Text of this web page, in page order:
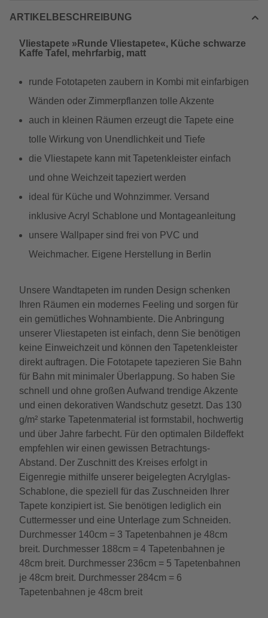
ARTIKELBESCHREIBUNG
Vliestapete »Runde Vliestapete«, Küche schwarze
Kaffe Tafel, mehrfarbig, matt
runde Fototapeten zaubern in Kombi mit einfarbigen
Wänden oder Zimmerpflanzen tolle Akzente
auch in kleinen Räumen erzeugt die Tapete eine
tolle Wirkung von Unendlichkeit und Tiefe
die Vliestapete kann mit Tapetenkleister einfach
und ohne Weichzeit tapeziert werden
ideal für Küche und Wohnzimmer. Versand
inklusive Acryl Schablone und Montageanleitung
unsere Wallpaper sind frei von PVC und
Weichmacher. Eigene Herstellung in Berlin
Unsere Wandtapeten im runden Design schenken
Ihren Räumen ein modernes Feeling und sorgen für
ein gemütliches Wohnambiente. Die Anbringung
unserer Vliestapeten ist einfach, denn Sie benötigen
keine Einweichzeit und können den Tapetenkleister
direkt auftragen. Die Fototapete tapezieren Sie Bahn
für Bahn mit minimaler Überlappung. So haben Sie
schnell und ohne großen Aufwand trendige Akzente
und einen dekorativen Wandschutz gesetzt. Das 130
g/m² starke Tapetenmaterial ist formstabil, hochwertig
und über Jahre farbecht. Für den optimalen Bildeffekt
empfehlen wir einen gewissen Betrachtungs-
Abstand. Der Zuschnitt des Kreises erfolgt in
Eigenregie mithilfe unserer beigelegten Acrylglas-
Schablone, die speziell für das Zuschneiden Ihrer
Tapete konzipiert ist. Sie benötigen lediglich ein
Cuttermesser und eine Unterlage zum Schneiden.
Durchmesser 140cm = 3 Tapetenbahnen je 48cm
breit. Durchmesser 188cm = 4 Tapetenbahnen je
48cm breit. Durchmesser 236cm = 5 Tapetenbahnen
je 48cm breit. Durchmesser 284cm = 6
Tapetenbahnen je 48cm breit